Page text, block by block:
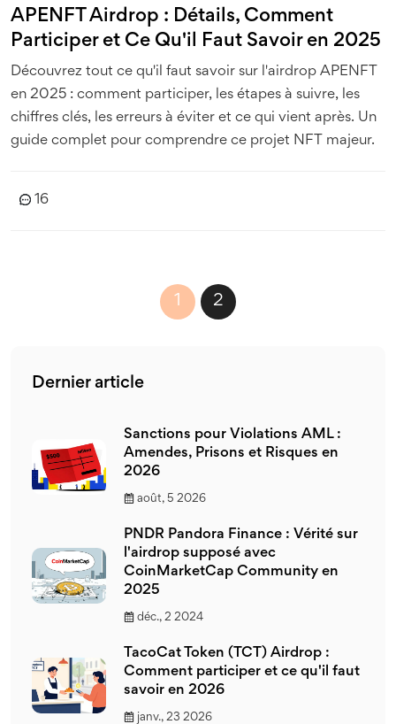
APENFT Airdrop : Détails, Comment
Participer et Ce Qu'il Faut Savoir en 2025
Découvrez tout ce qu'il faut savoir sur l'airdrop APENFT
en 2025 : comment participer, les étapes à suivre, les
chiffres clés, les erreurs à éviter et ce qui vient après. Un
guide complet pour comprendre ce projet NFT majeur.
16
1 2
Dernier article
Sanctions pour Violations AML :
Amendes, Prisons et Risques en
2026
août, 5 2026
PNDR Pandora Finance : Vérité sur
l'airdrop supposé avec
CoinMarketCap Community en
2025
déc., 2 2024
TacoCat Token (TCT) Airdrop :
Comment participer et ce qu'il faut
savoir en 2026
janv., 23 2026